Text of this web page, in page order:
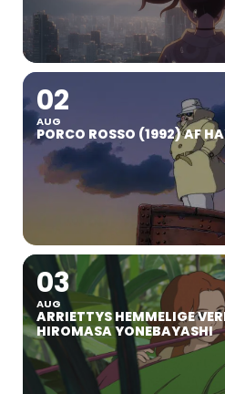
02
AUG
PORCO ROSSO (1992) AF
03
AUG
ARRIETTYS HEMMELIGE
HIROMASA YONEBAYASHI